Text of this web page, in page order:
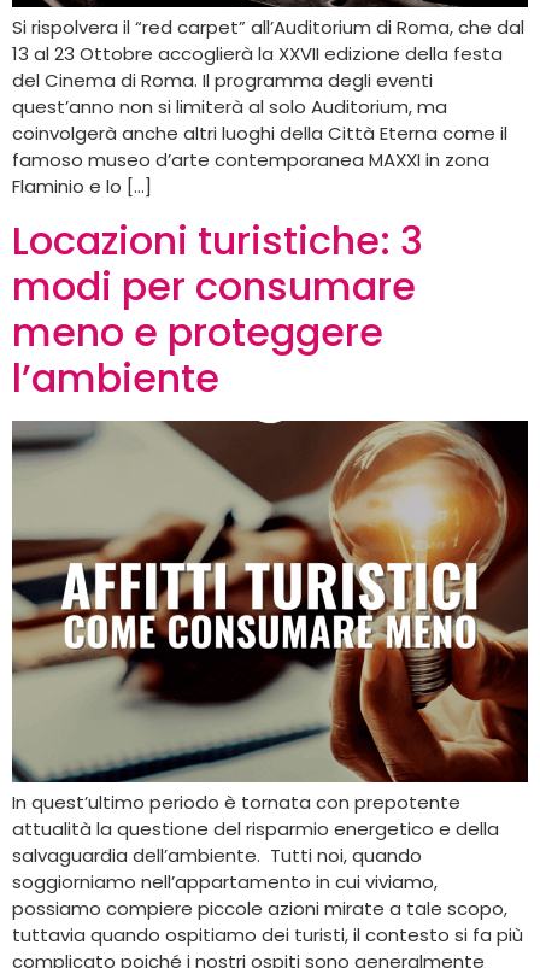
Si rispolvera il “red carpet” all’Auditorium di Roma, che dal
13 al 23 Ottobre accoglierà la XXVII edizione della festa
del Cinema di Roma. Il programma degli eventi
quest’anno non si limiterà al solo Auditorium, ma
coinvolgerà anche altri luoghi della Città Eterna come il
famoso museo d’arte contemporanea MAXXI in zona
Flaminio e lo […]
Locazioni turistiche: 3
modi per consumare
meno e proteggere
l’ambiente
In quest’ultimo periodo è tornata con prepotente
attualità la questione del risparmio energetico e della
salvaguardia dell’ambiente. Tutti noi, quando
soggiorniamo nell’appartamento in cui viviamo,
possiamo compiere piccole azioni mirate a tale scopo,
tuttavia quando ospitiamo dei turisti, il contesto si fa più
complicato poiché i nostri ospiti sono generalmente